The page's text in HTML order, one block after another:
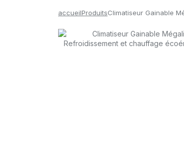
accueilProduitsClimatiseur Gainable